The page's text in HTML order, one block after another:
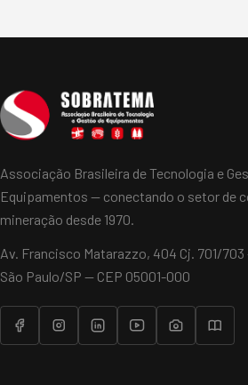
Associação Brasileira de Tecnologia e
Equipamentos — conectando o setor de
mineração desde 1970.
Av. Francisco Matarazzo, 404 Cj. 701/
São Paulo/SP — CEP 05001-000